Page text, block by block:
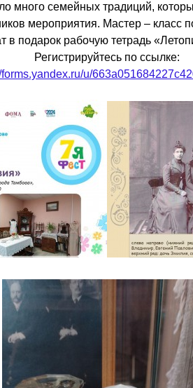
много семейных традиций,
мероприятия. Мастер – класс
в подарок рабочую тетрадь
Регистрируйтесь по ссылке:
forms.yandex.ru/u/